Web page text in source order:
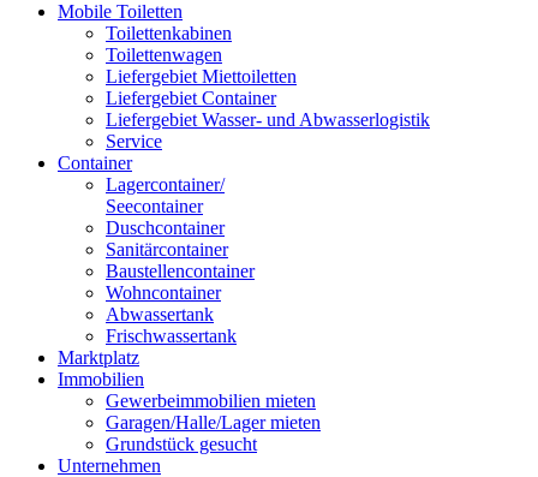
Mobile Toiletten
Toilettenkabinen
Toilettenwagen
Liefergebiet Miettoiletten
Liefergebiet Container
Liefergebiet Wasser- und Abwasserlogistik
Service
Container
Lagercontainer/
Seecontainer
Duschcontainer
Sanitärcontainer
Baustellencontainer
Wohncontainer
Abwassertank
Frischwassertank
Marktplatz
Immobilien
Gewerbeimmobilien mieten
Garagen/Halle/Lager mieten
Grundstück gesucht
Unternehmen